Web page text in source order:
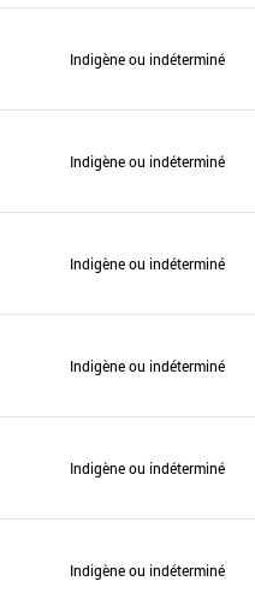
Indigène ou indéterminé
Indigène ou indéterminé
Indigène ou indéterminé
Indigène ou indéterminé
Indigène ou indéterminé
Indigène ou indéterminé